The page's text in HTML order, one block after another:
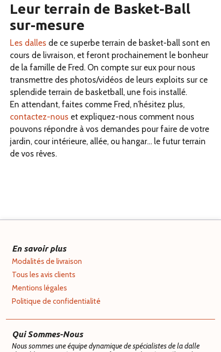
Leur terrain de Basket-Ball
sur-mesure
Les dalles de ce superbe terrain de basket-ball sont en
cours de livraison, et feront prochainement le bonheur
de la famille de Fred. On compte sur eux pour nous
transmettre des photos/vidéos de leurs exploits sur ce
splendide terrain de basketball, une fois installé.
En attendant, faites comme Fred, n’hésitez plus,
contactez-nous et expliquez-nous comment nous
pouvons répondre à vos demandes pour faire de votre
jardin, cour intérieure, allée, ou hangar… le futur terrain
de vos rêves.
En savoir plus
Modalités de livraison
Tous les avis clients
Mentions légales
Politique de confidentialité
Qui Sommes-Nous
Nous sommes une équipe dynamique de spécialistes de la dalle